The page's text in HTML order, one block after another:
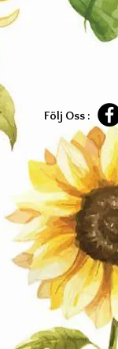
Följ Oss :